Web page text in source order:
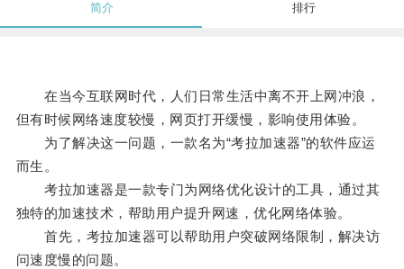
简介 排行
在当今互联网时代，人们日常生活中离不开上网冲浪，
但有时候网络速度较慢，网页打开缓慢，影响使用体验。
为了解决这一问题，一款名为“考拉加速器”的软件应运
而生。
考拉加速器是一款专门为网络优化设计的工具，通过其
独特的加速技术，帮助用户提升网速，优化网络体验。
首先，考拉加速器可以帮助用户突破网络限制，解决访
问速度慢的问题。